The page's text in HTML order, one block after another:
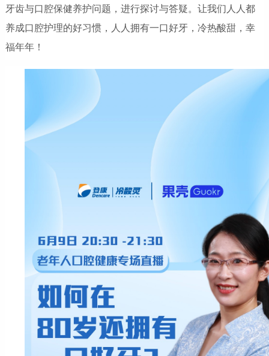
牙齿与口腔保健养护问题，进行探讨与答疑。让我们人人都
养成口腔护理的好习惯，人人拥有一口好牙，冷热酸甜，幸
福年年！